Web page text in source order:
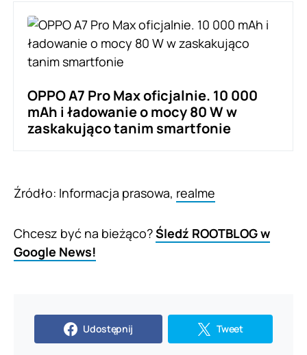
OPPO A7 Pro Max oficjalnie. 10 000
mAh i ładowanie o mocy 80 W w
zaskakująco tanim smartfonie
Źródło: Informacja prasowa, realme
Chcesz być na bieżąco?Śledź ROOTBLOG w
Google News!
Udostępnij Tweet